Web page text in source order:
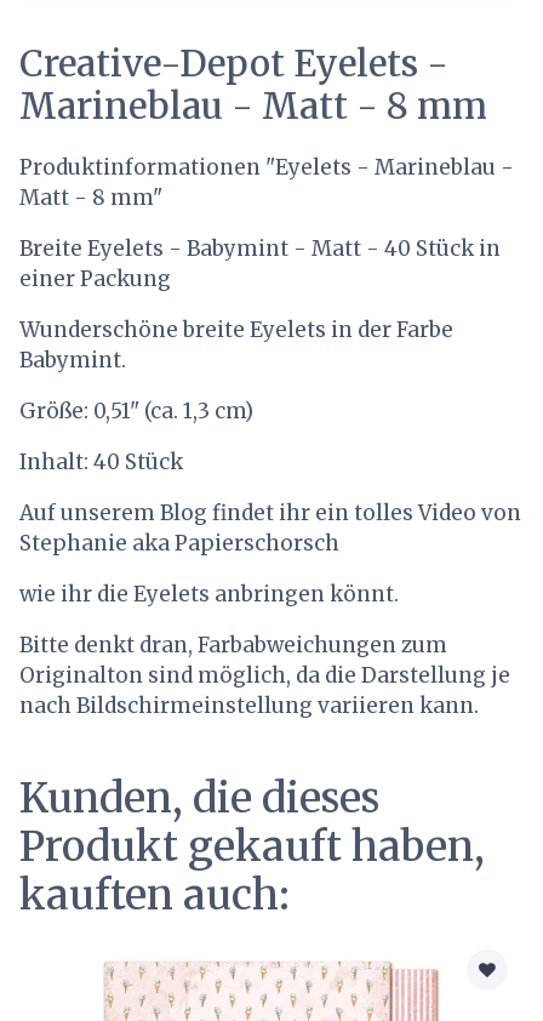
Creative-Depot Eyelets -
Marineblau - Matt - 8 mm
Produktinformationen "Eyelets - Marineblau -
Matt - 8 mm"
Breite Eyelets - Babymint - Matt - 40 Stück in
einer Packung
Wunderschöne breite Eyelets in der Farbe
Babymint.
Größe: 0,51" (ca. 1,3 cm)
Inhalt: 40 Stück
Auf unserem Blog findet ihr ein tolles Video von
Stephanie aka Papierschorsch
wie ihr die Eyelets anbringen könnt.
Bitte denkt dran, Farbabweichungen zum
Originalton sind möglich, da die Darstellung je
nach Bildschirmeinstellung variieren kann.
Kunden, die dieses
Produkt gekauft haben,
kauften auch: